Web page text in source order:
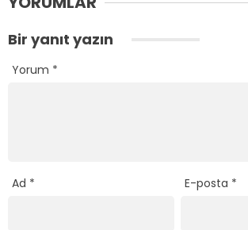
Bir yanıt yazın
Yorum *
Ad * E-posta *